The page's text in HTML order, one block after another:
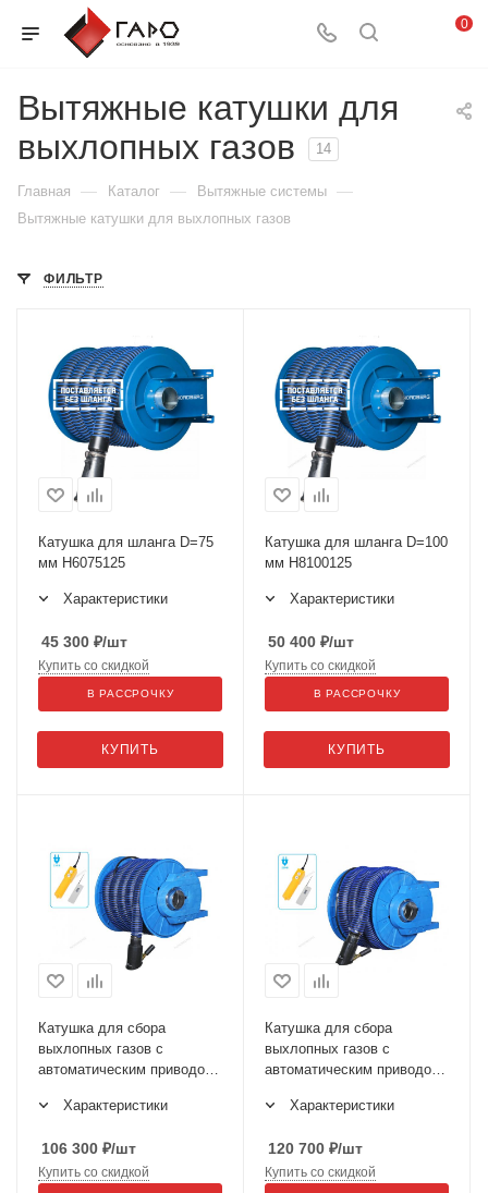
0
Вытяжные катушки для
выхлопных газов
14
Главная — Каталог — Вытяжные системы —
Вытяжные катушки для выхлопных газов
ФИЛЬТР
Катушка для шланга D=75
мм H6075125
Характеристики
45 300 ₽/шт
КУПИТЬ
Купить со скидкой
В РАССРОЧКУ
Катушка для шланга D=100
мм H8100125
Характеристики
50 400 ₽/шт
КУПИТЬ
Купить со скидкой
В РАССРОЧКУ
Катушка для сбора
выхлопных газов с
автоматическим приводом
мм и насадкой HRF8075E-
Характеристики
106 300 ₽/шт
Купить со скидкой
Катушка для сбора
выхлопных газов с
автоматическим приводом
мм и насадкой HRF8100E-
Характеристики
120 700 ₽/шт
Купить со скидкой